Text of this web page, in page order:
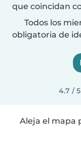
que coincidan
Todos los
obligatoria de
4.7 / 5
Aleja el mapa